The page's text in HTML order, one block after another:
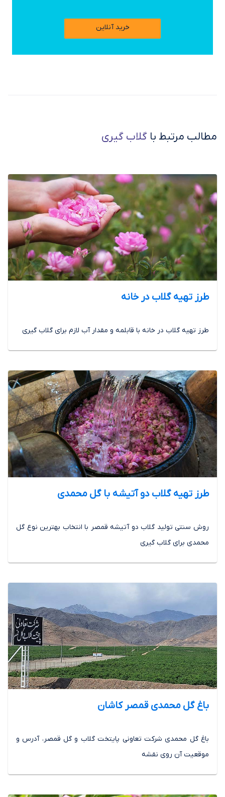
خرید آنلاین
مطالب مرتبط با گلاب گیری
طرز تهیه گلاب در خانه
طرز تهیه گلاب در خانه با قابلمه و مقدار آب لازم برای گلاب گیری
طرز تهیه گلاب دو آتیشه با گل محمدی
روش سنتی تولید گلاب دو آتیشه قمصر با انتخاب بهترین نوع گل
محمدی برای گلاب گیری
باغ گل محمدی قمصر کاشان
باغ گل محمدی شرکت تعاونی پایتخت گلاب و گل قمصر، آدرس و
موقعیت آن روی نقشه